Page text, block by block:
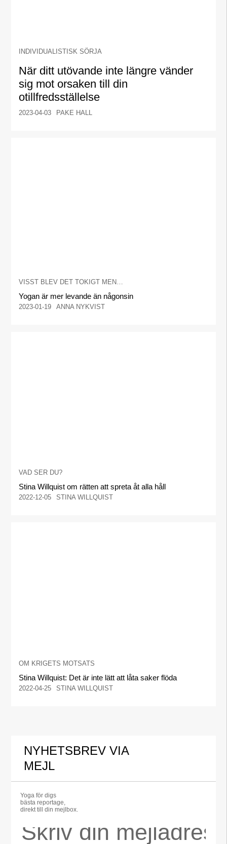
INDIVIDUALISTISK SÖRJA
När ditt utövande inte längre vänder
sig mot orsaken till din
otillfredsställelse
2023-04-03 PAKE HALL
VISST BLEV DET TOKIGT MEN…
Yogan är mer levande än någonsin
2023-01-19 ANNA NYKVIST
VAD SER DU?
Stina Willquist om rätten att spreta åt alla håll
2022-12-05 STINA WILLQUIST
OM KRIGETS MOTSATS
Stina Willquist: Det är inte lätt att låta saker flöda
2022-04-25 STINA WILLQUIST
NYHETSBREV VIA
MEJL
Yoga för digs
bästa reportage,
direkt till din mejlbox.